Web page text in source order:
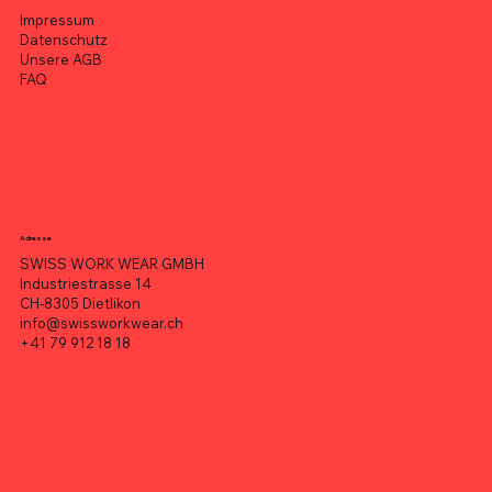
Impressum
Datenschutz
Unsere AGB
FAQ
Adresse
SWISS WORK WEAR GMBH
Industriestrasse 14
CH-8305 Dietlikon
info@swissworkwear.ch
+41 79 912 18 18